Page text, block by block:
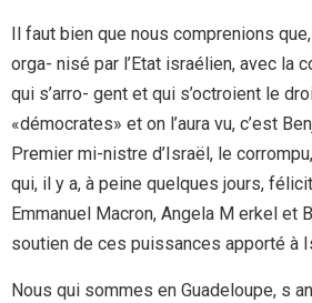
Il faut bien que nous comprenions
orga- nisé par l’Etat israélien, avec la
qui s’arro- gent et qui s’octroient le
«démocrates» et on l’aura vu, c’est
Premier mi-nistre d’Israël, le
qui, il y a, à peine quelques jours,
Emmanuel Macron, Angela M erkel et
soutien de ces puissances apporté à
Nous qui sommes en Guadeloupe, s